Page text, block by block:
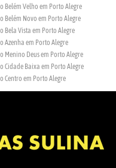
Belém Velho em Porto Alegre
Belém Novo em Porto Alegre
Bela Vista em Porto Alegre
Azenha em Porto Alegre
Menino Deus em Porto Alegre
Cidade Baixa em Porto Alegre
Centro em Porto Alegre